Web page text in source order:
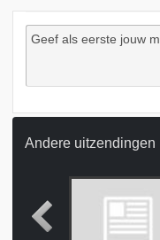
Andere uitzendingen